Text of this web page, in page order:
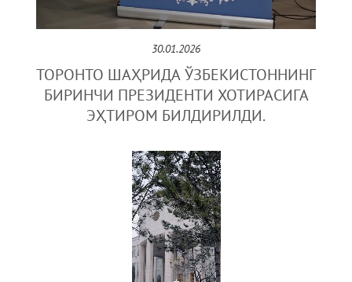
30.01.2026
ТОРОНТО ШАҲРИДА ЎЗБEКИСТОННИНГ
БИРИНЧИ ПРEЗИДEНТИ ХОТИРАСИГА
ЭҲТИРОМ БИЛДИРИЛДИ.